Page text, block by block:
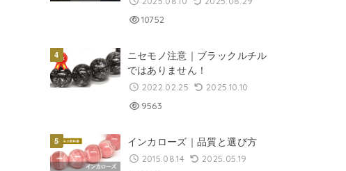
10752
ニセモノ注意｜ブラックルチル
ではありません！
2022.02.25
2025.10.10
9563
インカローズ｜品質と選び方
2015.08.14
2025.05.19